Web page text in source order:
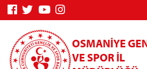
OSMANİYE
VE SPOR İL